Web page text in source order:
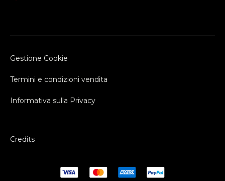
Gestione Cookie
Termini e condizioni vendita
Informativa sulla Privacy
Credits